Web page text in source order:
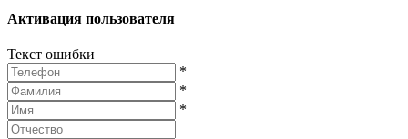
Активация пользователя
Текст ошибки
*
*
*